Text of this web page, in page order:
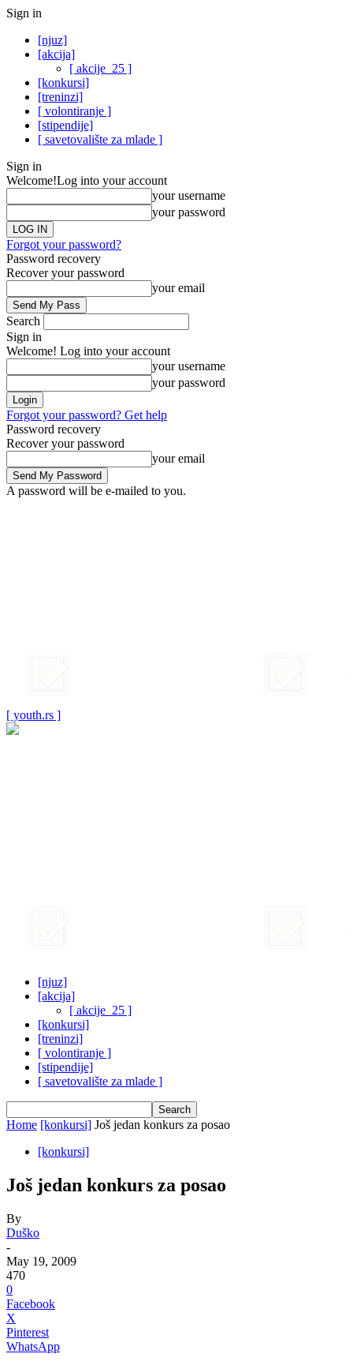
Sign in
[njuz]
[akcija]
[ akcije_25 ]
[konkursi]
[treninzi]
[ volontiranje ]
[stipendije]
[ savetovalište za mlade ]
Sign in
Welcome!Log into your account
your username
your password
Forgot your password?
Password recovery
Recover your password
your email
Search
Sign in
Welcome! Log into your account
your username
your password
Forgot your password? Get help
Password recovery
Recover your password
your email
A password will be e-mailed to you.
[ youth.rs ]
[njuz]
[akcija]
[ akcije_25 ]
[konkursi]
[treninzi]
[ volontiranje ]
[stipendije]
[ savetovalište za mlade ]
Home [konkursi] Još jedan konkurs za posao
[konkursi]
Još jedan konkurs za posao
By
Duško
-
May 19, 2009
470
0
Facebook
X
Pinterest
WhatsApp